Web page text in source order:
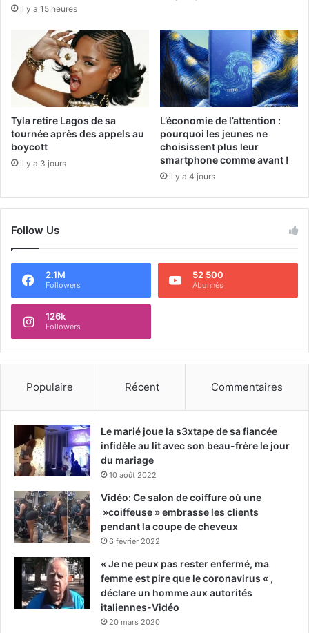
il y a 15 heures
Tyla retire Lagos de sa
tournée après des appels au
boycott
il y a 3 jours
L’économie de l’attention :
pourquoi les jeunes ne
choisissent plus leur
smartphone comme avant !
il y a 4 jours
Follow Us
2.1M
Followers
52 500
Abonnés
126k
Followers
Populaire Récent Commentaires
Le marié joue la s3xtape de sa fiancée
infidèle au lit avec son beau-frère le jour
du mariage
10 août 2022
Vidéo: Ce salon de coiffure où une
»coiffeuse » embrasse les clients
pendant la coupe de cheveux
6 février 2022
« Je ne peux pas rester enfermé, ma
femme est pire que le coronavirus « ,
déclare un homme aux autorités
italiennes-Vidéo
20 mars 2020